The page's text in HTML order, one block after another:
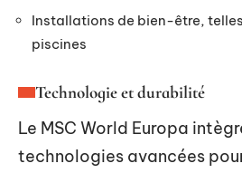
Installations de bien-être,
piscines
Technologie et durabilité
Le MSC World Europa
technologies avancées